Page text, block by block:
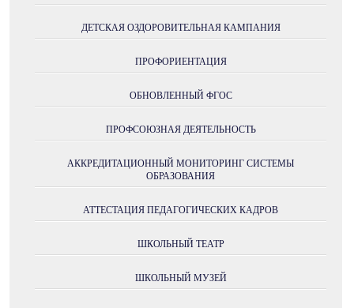
ДЕТСКАЯ ОЗДОРОВИТЕЛЬНАЯ КАМПАНИЯ
ПРОФОРИЕНТАЦИЯ
ОБНОВЛЕННЫЙ ФГОС
ПРОФСОЮЗНАЯ ДЕЯТЕЛЬНОСТЬ
АККРЕДИТАЦИОННЫЙ МОНИТОРИНГ СИСТЕМЫ
ОБРАЗОВАНИЯ
АТТЕСТАЦИЯ ПЕДАГОГИЧЕСКИХ КАДРОВ
ШКОЛЬНЫЙ ТЕАТР
ШКОЛЬНЫЙ МУЗЕЙ